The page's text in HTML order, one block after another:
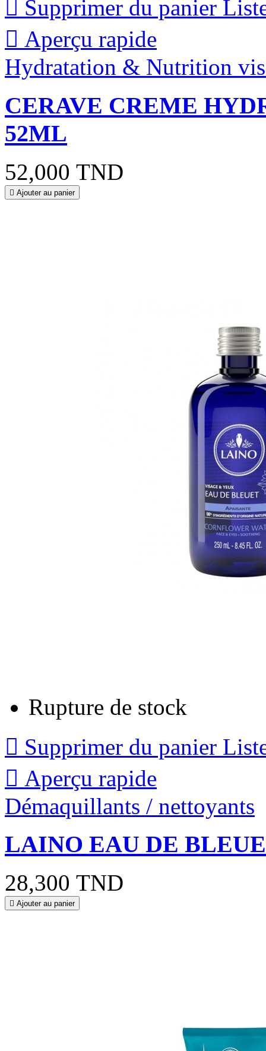
 Supprimer du panier
 Aperçu rapide
Hydratation & Nutrition
CERAVE CREME
52ML
52,000 TND
 Ajouter au panier
Rupture de stock
 Supprimer du panier
 Aperçu rapide
Démaquillants / nettoyants
LAINO EAU DE
28,300 TND
 Ajouter au panier